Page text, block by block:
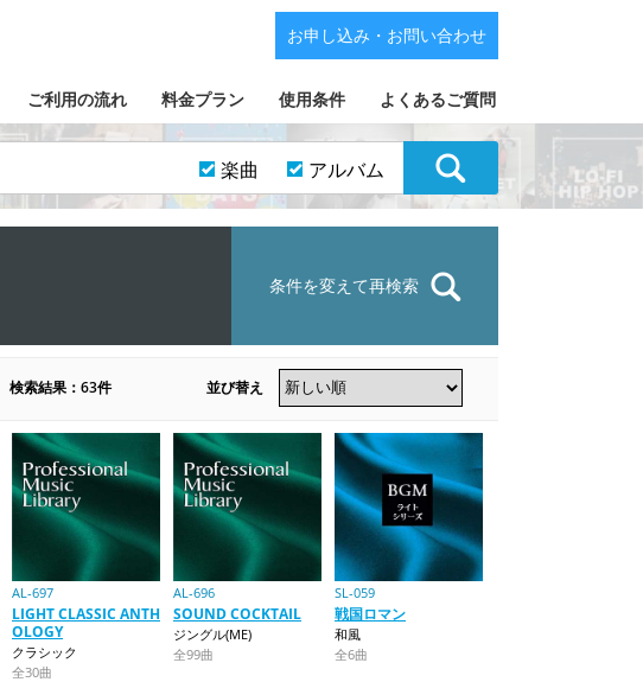
ご利用の流れ 料金プラン 使用条件 よくあるご質問
お申し込み・お問い合わせ
楽曲 アルバム
条件を変えて再検索
検索結果：63件 並び替え
AL-697
LIGHT CLASSIC ANTH
OLOGY
クラシック
全30曲
AL-696
SOUND COCKTAIL
ジングル(ME)
全99曲
SL-059
戦国ロマン
和風
全6曲